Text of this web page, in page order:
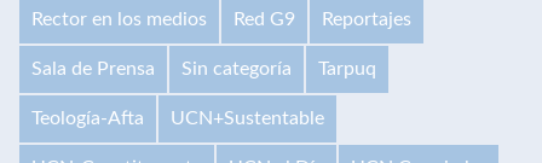
Rector en los medios Red G9 Reportajes
Sala de Prensa Sin categoría Tarpuq
Teología-Afta UCN+Sustentable